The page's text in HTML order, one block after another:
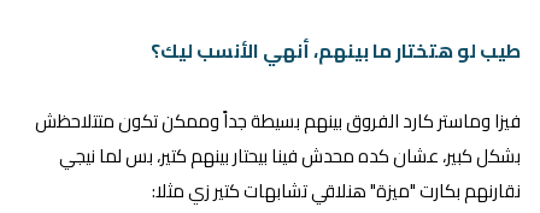
طيب لو هتختار ما بينهم، أنهي الأنسب ليك؟
فيزا وماستر كارد الفروق بينهم بسيطة جداً وممكن تكون متتلاحظش
بشكل كبير، عشان كده محدش فينا بيحتار بينهم كتير، بس لما نيجي
نقارنهم بكارت "ميزة" هنلاقي تشابهات كتير زي مثلا: